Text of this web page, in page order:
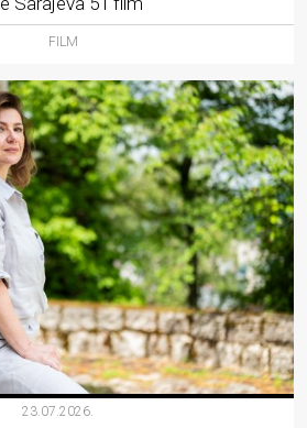
FILM
23.07.2026.